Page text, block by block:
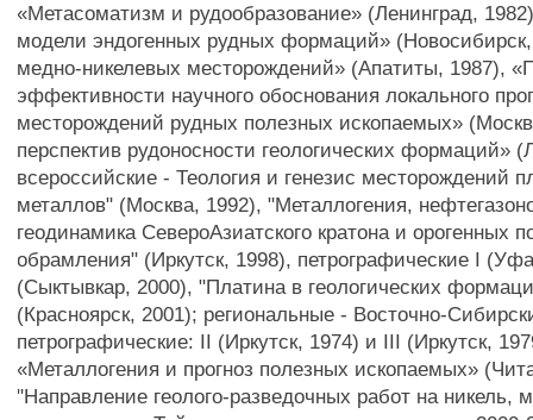
«Метасоматизм и рудообразование» (Ленинград,
модели эндогенных рудных формаций» (Новосибирск,
медно-никелевых месторождений» (Апатиты, 1987),
эффективности научного обоснования локального
месторождений рудных полезных ископаемых»
перспектив рудоносности геологических формаций»
всероссийские - Теология и генезис месторождений
металлов" (Москва, 1992), "Металлогения,
геодинамика СевероАзиатского кратона и орогенных
обрамления" (Иркутск, 1998), петрографические I
(Сыктывкар, 2000), "Платина в геологических
(Красноярск, 2001); региональные - Восточно-
петрографические: II (Иркутск, 1974) и III (Иркутск,
«Металлогения и прогноз полезных ископаемых»
"Направление геолого-разведочных работ на никель,